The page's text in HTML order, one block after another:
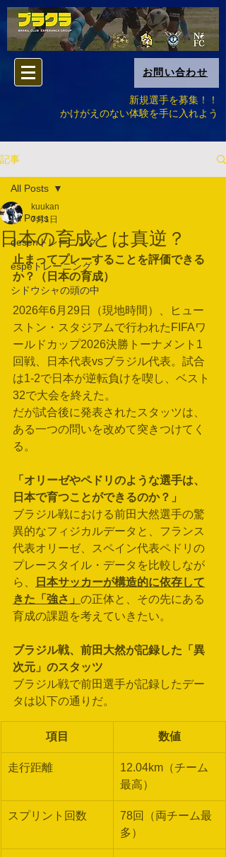
お問い合わせ
新規選手を募集！！
​かけがえのない体験を手に入れよう
記事
All Posts
desenトレーニング
espeトレーニング
シドウシャの頭の中
All Posts
日本の育成とは真逆？
kuukan
7月1日
止まってプレーすることを評価できる
か？（日本の育成）
2026年6月29日（現地時間）、ヒュー
ストン・スタジアムで行われたFIFAワ
ールドカップ2026決勝トーナメント1
回戦、日本代表vsブラジル代表。試合
は1-2で日本が逆転負けを喫し、ベスト
32で大会を終えた。
だが試合後に発表されたスタッツは、
ある一つの問いを改めて突きつけてく
る。
「オリーゼやペドリのような選手は、
日本で育つことができるのか？」
ブラジル戦における前田大然選手の驚
異的なフィジカルデータと、フランス
代表オリーゼ、スペイン代表ペドリの
プレースタイル・データを比較しなが
ら、
日本サッカーが構造的に依存して
きた「強さ」 の正体と、その先にある
育成の課題を考えていきたい。
ブラジル戦、前田大然が記録した「異
次元」のスタッツ
ブラジル戦で前田選手が記録したデー
タは以下の通りだ。
項目 数値
走行距離
12.04km（チーム
最高）
スプリント回数
78回（両チーム最
多）